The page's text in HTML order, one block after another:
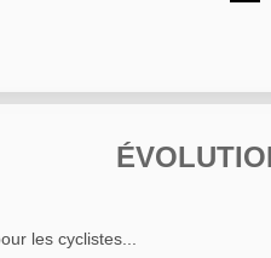
les cyclistes...